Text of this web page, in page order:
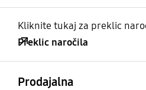
Kliknite tukaj za preklic
Preklic naročila
Prodajalna